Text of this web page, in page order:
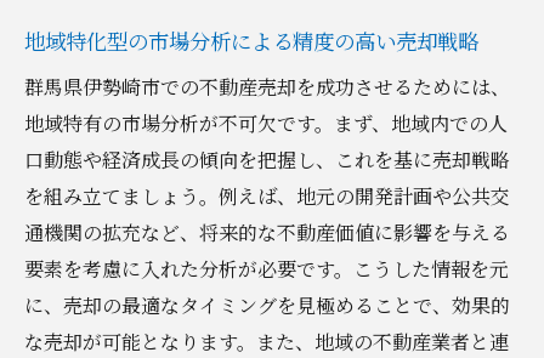
地域特化型の市場分析による精度の高い売却戦略
群馬県伊勢崎市での不動産売却を成功させるためには、
地域特有の市場分析が不可欠です。まず、地域内での人
口動態や経済成長の傾向を把握し、これを基に売却戦略
を組み立てましょう。例えば、地元の開発計画や公共交
通機関の拡充など、将来的な不動産価値に影響を与える
要素を考慮に入れた分析が必要です。こうした情報を元
に、売却の最適なタイミングを見極めることで、効果的
な売却が可能となります。また、地域の不動産業者と連